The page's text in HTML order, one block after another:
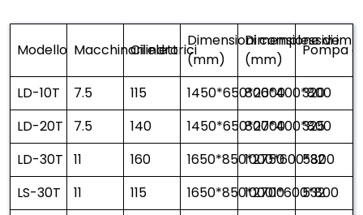
Modello Macchinari elettrici
Cilindro
Dimensioni complessive
(mm)
Dimensione di
(mm)
Pompa
LD-10T 7.5 115 1450*650*2600800*400*800
320
LD-20T
7.5 140 1450*650*2700800*400*800
325
LD-30T
11 160 1650*850*27501000*600*800
532
LS-30T
11 115 1650*850*270010001*600*800
532